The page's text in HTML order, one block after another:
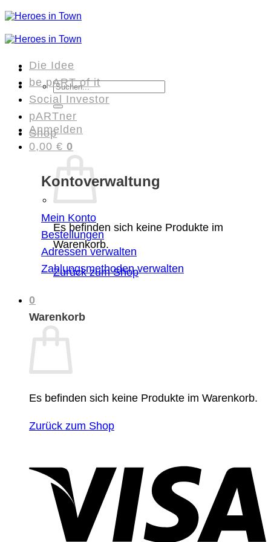
Zum
Inhalt
Suchen
nach:
Anmelden
0,00 € 0
Es befinden sich keine Produkte im
Warenkorb.
Zurück zum Shop
0
Warenkorb
Es befinden sich keine Produkte im Warenkorb.
Zurück zum Shop
Die Idee
be pART of it
Social Investor
pARTner
Shop
Kontoverwaltung
Mein Konto
Bestellungen
Adressen verwalten
Zahlungsmethoden verwalten